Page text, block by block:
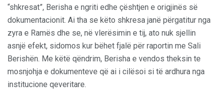
“shkresat”, Berisha e ngriti edhe çështjen e origjinës së
dokumentacionit. Ai tha se këto shkresa janë përgatitur nga
zyra e Ramës dhe se, në vlerësimin e tij, ato nuk sjellin
asnjë efekt, sidomos kur bëhet fjalë për raportin me Sali
Berishën. Me këtë qëndrim, Berisha e vendos theksin te
mosnjohja e dokumenteve që ai i cilësoi si të ardhura nga
institucione qeveritare.